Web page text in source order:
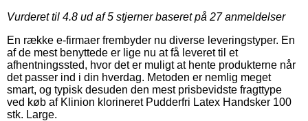
Vurderet til 4.8 ud af 5 stjerner baseret på 27anmeldelser
En række e-firmaer frembyder nu diverse leveringstyper. En
af de mest benyttede er lige nu at få leveret til et
afhentningssted, hvor det er muligt at hente produkterne når
det passer ind i din hverdag. Metoden er nemlig meget
smart, og typisk desuden den mest prisbevidste fragttype
ved køb af Klinion klorineret Pudderfri Latex Handsker 100
stk. Large.